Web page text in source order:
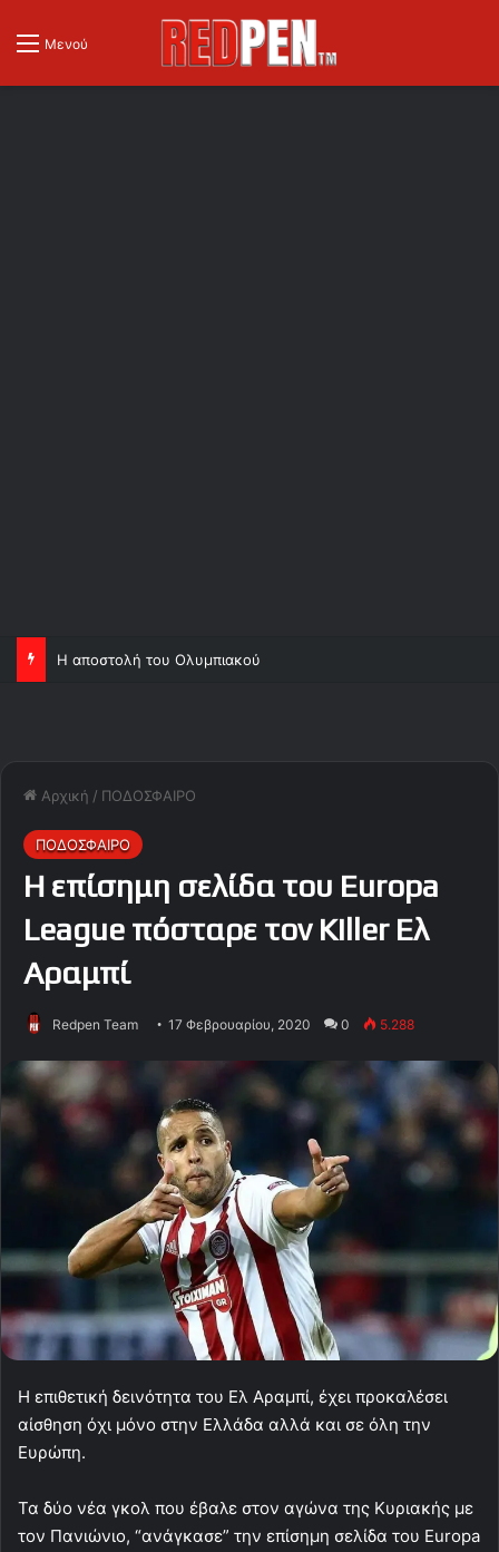
Μενού
Η αποστολή του Ολυμπιακού
Αρχική / ΠΟΔΟΣΦΑΙΡΟ
ΠΟΔΟΣΦΑΙΡΟ
Η επίσημη σελίδα του Europa
League πόσταρε τον Killer Eλ
Αραμπί
Redpen Team 17 Φεβρουαρίου, 2020 0 5.288
Η επιθετική δεινότητα του Ελ Αραμπί, έχει προκαλέσει
αίσθηση όχι μόνο στην Ελλάδα αλλά και σε όλη την
Ευρώπη.
Τα δύο νέα γκολ που έβαλε στον αγώνα της Κυριακής με
τον Πανιώνιο, “ανάγκασε” την επίσημη σελίδα του Europa